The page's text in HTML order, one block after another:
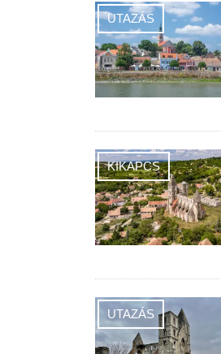
UTAZÁS
KIKAPCS
UTAZÁS